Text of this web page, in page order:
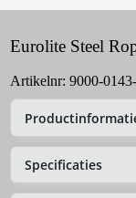
Eurolite Steel
Artikelnr: 9000-
Specificaties